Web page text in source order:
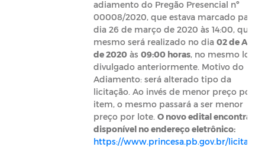
adiamento do Pregão Presencial nº
00008/2020, que estava marcado para o
dia 26 de março de 2020 às 14:00, que o
mesmo será realizado no dia 02 de Abril
de 2020às 09:00 horas, no mesmo local
divulgado anteriormente. Motivo do
Adiamento: será alterado tipo da
licitação. Ao invés de menor preço por
item, o mesmo passará a ser menor
preço por lote. O novo edital encontra-se
disponível no endereço eletrônico:
https://www.princesa.pb.gov.br/